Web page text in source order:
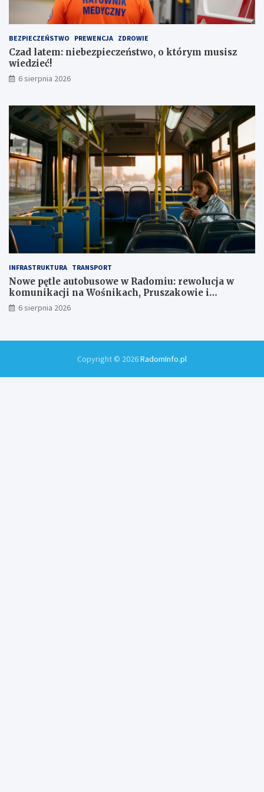
a
,
1
m
l
ł
BEZPIECZEŃSTWO PREWENCJA ZDROWIE
Czad latem: niebezpieczeństwo, o którym musisz
wiedzieć!
6 sierpnia 2026
INFRASTRUKTURA TRANSPORT
Nowe pętle autobusowe w Radomiu: rewolucja w
komunikacji na Wośnikach, Pruszakowie i
Zamłyniu
6 sierpnia 2026
Copyright © 2026RadomInfo.pl